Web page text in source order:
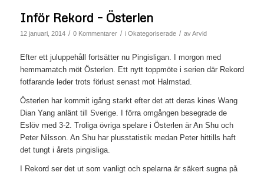
Inför Rekord – Österlen
12 januari, 2014 / 0 Kommentarer / i Okategoriserade / avArvid
Efter ett juluppehåll fortsätter nu Pingisligan. I morgon med
hemmamatch möt Österlen. Ett nytt toppmöte i serien där Rekord
fotfarande leder trots förlust senast mot Halmstad.
Österlen har kommit igång starkt efter det att deras kines Wang
Dian Yang anlänt till Sverige. I förra omgången besegrade de
Eslöv med 3-2. Troliga övriga spelare i Österlen är An Shu och
Peter Nilsson. An Shu har plusstatistik medan Peter hittills haft
det tungt i årets pingisliga.
I Rekord ser det ut som vanligt och spelarna är säkert sugna på